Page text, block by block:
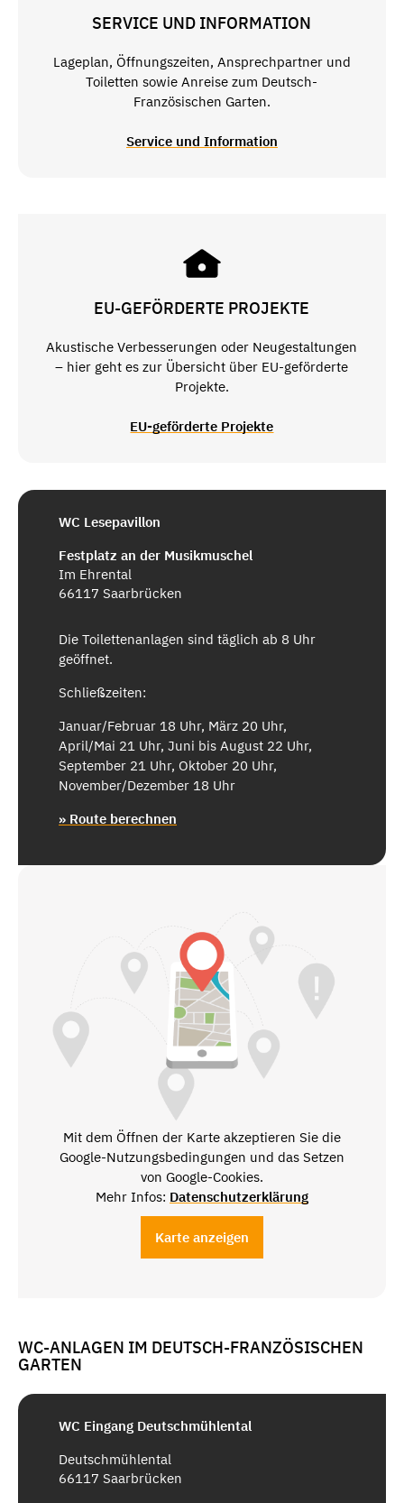
SERVICE UND INFORMATION
Lageplan, Öffnungszeiten, Ansprechpartner und
Toiletten sowie Anreise zum Deutsch-
Französischen Garten.
Service und Information
EU-GEFÖRDERTE PROJEKTE
Akustische Verbesserungen oder Neugestaltungen
– hier geht es zur Übersicht über EU-geförderte
Projekte.
EU-geförderte Projekte
WC Lesepavillon
Festplatz an der Musikmuschel
Im Ehrental
66117 Saarbrücken
Die Toilettenanlagen sind täglich ab 8 Uhr
geöffnet.
Schließzeiten:
Januar/Februar 18 Uhr, März 20 Uhr,
April/Mai 21 Uhr, Juni bis August 22 Uhr,
September 21 Uhr, Oktober 20 Uhr,
November/Dezember 18 Uhr
» Route berechnen
Mit dem Öffnen der Karte akzeptieren Sie die
Google-Nutzungsbedingungen und das Setzen
von Google-Cookies.
Mehr Infos: Datenschutzerklärung
Karte anzeigen
WC-ANLAGEN IM DEUTSCH-FRANZÖSISCHEN
GARTEN
WC Eingang Deutschmühlental
Deutschmühlental
66117 Saarbrücken